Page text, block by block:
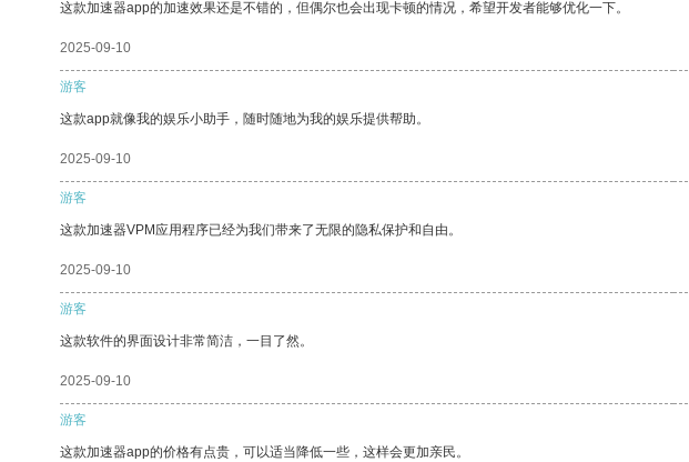
这款加速器app的加速效果还是不错的，但偶尔也会出现卡顿的情况，希望开发者能够优化一下。
2025-09-10
游客
这款app就像我的娱乐小助手，随时随地为我的娱乐提供帮助。
2025-09-10
游客
这款加速器VPM应用程序已经为我们带来了无限的隐私保护和自由。
2025-09-10
游客
这款软件的界面设计非常简洁，一目了然。
2025-09-10
游客
这款加速器app的价格有点贵，可以适当降低一些，这样会更加亲民。